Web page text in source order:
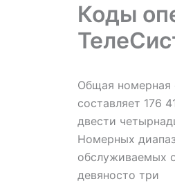
Коды
Общая номерная
составляет 176
двести
Номерных
обслуживаемых
девяносто три